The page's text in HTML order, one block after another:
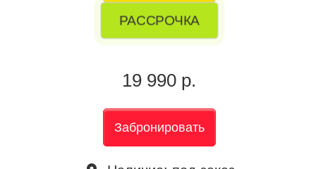
РАССРОЧКА
19 990 р.
Забронировать